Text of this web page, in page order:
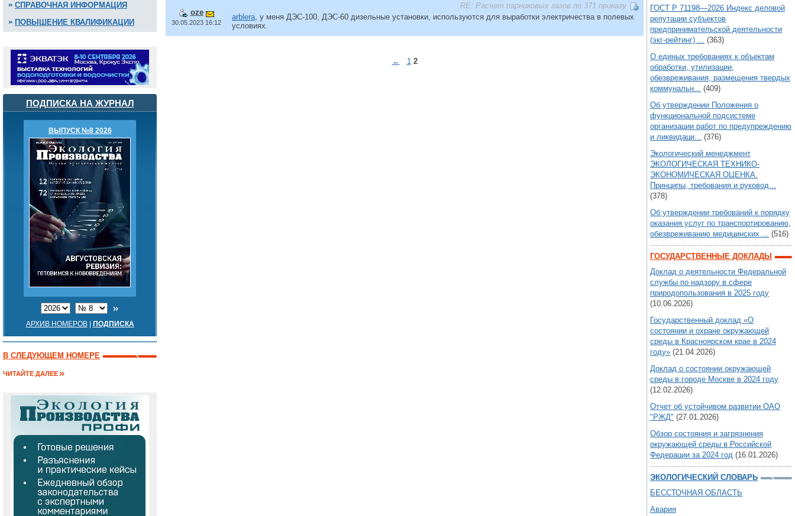
СПРАВОЧНАЯ ИНФОРМАЦИЯ
ПОВЫШЕНИЕ КВАЛИФИКАЦИИ
ПОДПИСКА НА ЖУРНАЛ
ВЫПУСК №8 2026
АРХИВ НОМЕРОВ| ПОДПИСКА
В СЛЕДУЮЩЕМ НОМЕРЕ
ЧИТАЙТЕ ДАЛЕЕ
oze
30.05.2023 16:12
RE: Расчет парниковых газов по 371 приказу
arblera, у меня ДЭС-100, ДЭС-60 дизельные установки, используются для выработки электричества в полевых
условиях.
← 1 2
ГОСТ Р 71198—2026 Индекс деловой
репутации субъектов
предпринимательской деятельности
(экг-рейтинг) ... (363)
О единых требованиях к объектам
обработки, утилизации,
обезвреживания, размещения твердых
коммунальн... (409)
Об утверждении Положения о
функциональной подсистеме
организации работ по предупреждению
и ликвидаци... (376)
Экологический менеджмент
ЭКОЛОГИЧЕСКАЯ ТЕХНИКО-
ЭКОНОМИЧЕСКАЯ ОЦЕНКА.
Принципы, требования и руковод...
(378)
Об утверждении требований к порядку
оказания услуг по транспортированию,
обезвреживанию медицинских ... (516)
ГОСУДАРСТВЕННЫЕ ДОКЛАДЫ
Доклад о деятельности Федеральной
службы по надзору в сфере
природопользования в 2025 году
(10.06.2026)
Государственный доклад «О
состоянии и охране окружающей
среды в Красноярском крае в 2024
году» (21.04.2026)
Доклад о состоянии окружающей
среды в городе Москве в 2024 году
(12.02.2026)
Отчет об устойчивом развитии ОАО
"РЖД" (27.01.2026)
Обзор состояния и загрязнения
окружающей среды в Российской
Федерации за 2024 год (16.01.2026)
ЭКОЛОГИЧЕСКИЙ СЛОВАРЬ
БЕССТОЧНАЯ ОБЛАСТЬ
Авария